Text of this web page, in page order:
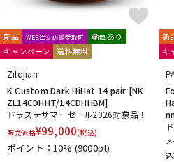
新品 WEB注文店頭受取可
動画あり
キャンペーン
送料無料
Zildjian
K Custom Dark HiHat 14 pair [NK
ZL14CDHHT/14CDHHBM]
ドラステサマーセール2026対象品！
販売価格¥99,000(税込)
ポイント：10% (9000pt)
新
キ
込）